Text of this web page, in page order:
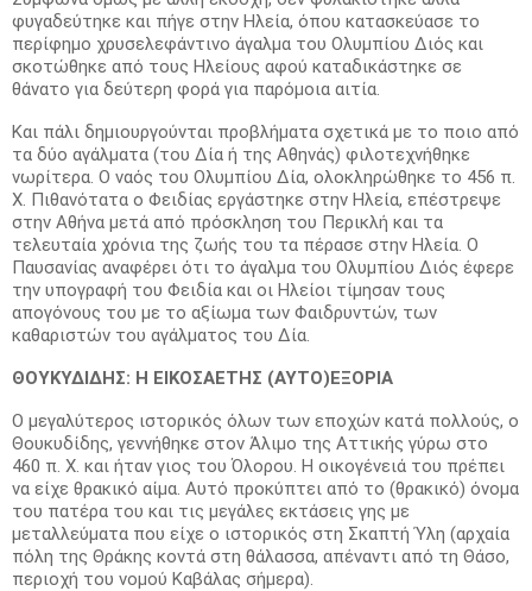
φυγαδεύτηκε και πήγε στην Ηλεία, όπου κατασκεύασε το
περίφημο χρυσελεφάντινο άγαλμα του Ολυμπίου Διός και
σκοτώθηκε από τους Ηλείους αφού καταδικάστηκε σε
θάνατο για δεύτερη φορά για παρόμοια αιτία.
Και πάλι δημιουργούνται προβλήματα σχετικά με το ποιο από
τα δύο αγάλματα (του Δία ή της Αθηνάς) φιλοτεχνήθηκε
νωρίτερα. Ο ναός του Ολυμπίου Δία, ολοκληρώθηκε το 456 π.
Χ. Πιθανότατα ο Φειδίας εργάστηκε στην Ηλεία, επέστρεψε
στην Αθήνα μετά από πρόσκληση του Περικλή και τα
τελευταία χρόνια της ζωής του τα πέρασε στην Ηλεία. Ο
Παυσανίας αναφέρει ότι το άγαλμα του Ολυμπίου Διός έφερε
την υπογραφή του Φειδία και οι Ηλείοι τίμησαν τους
απογόνους του με το αξίωμα των Φαιδρυντών, των
καθαριστών του αγάλματος του Δία.
ΘΟΥΚΥΔΙΔΗΣ: Η ΕΙΚΟΣΑΕΤΗΣ (ΑΥΤΟ)ΕΞΟΡΙΑ
Ο μεγαλύτερος ιστορικός όλων των εποχών κατά πολλούς, ο
Θουκυδίδης, γεννήθηκε στον Άλιμο της Αττικής γύρω στο
460 π. Χ. και ήταν γιος του Όλορου. Η οικογένειά του πρέπει
να είχε θρακικό αίμα. Αυτό προκύπτει από το (θρακικό) όνομα
του πατέρα του και τις μεγάλες εκτάσεις γης με
μεταλλεύματα που είχε ο ιστορικός στη Σκαπτή Ύλη (αρχαία
πόλη της Θράκης κοντά στη θάλασσα, απέναντι από τη Θάσο,
περιοχή του νομού Καβάλας σήμερα).